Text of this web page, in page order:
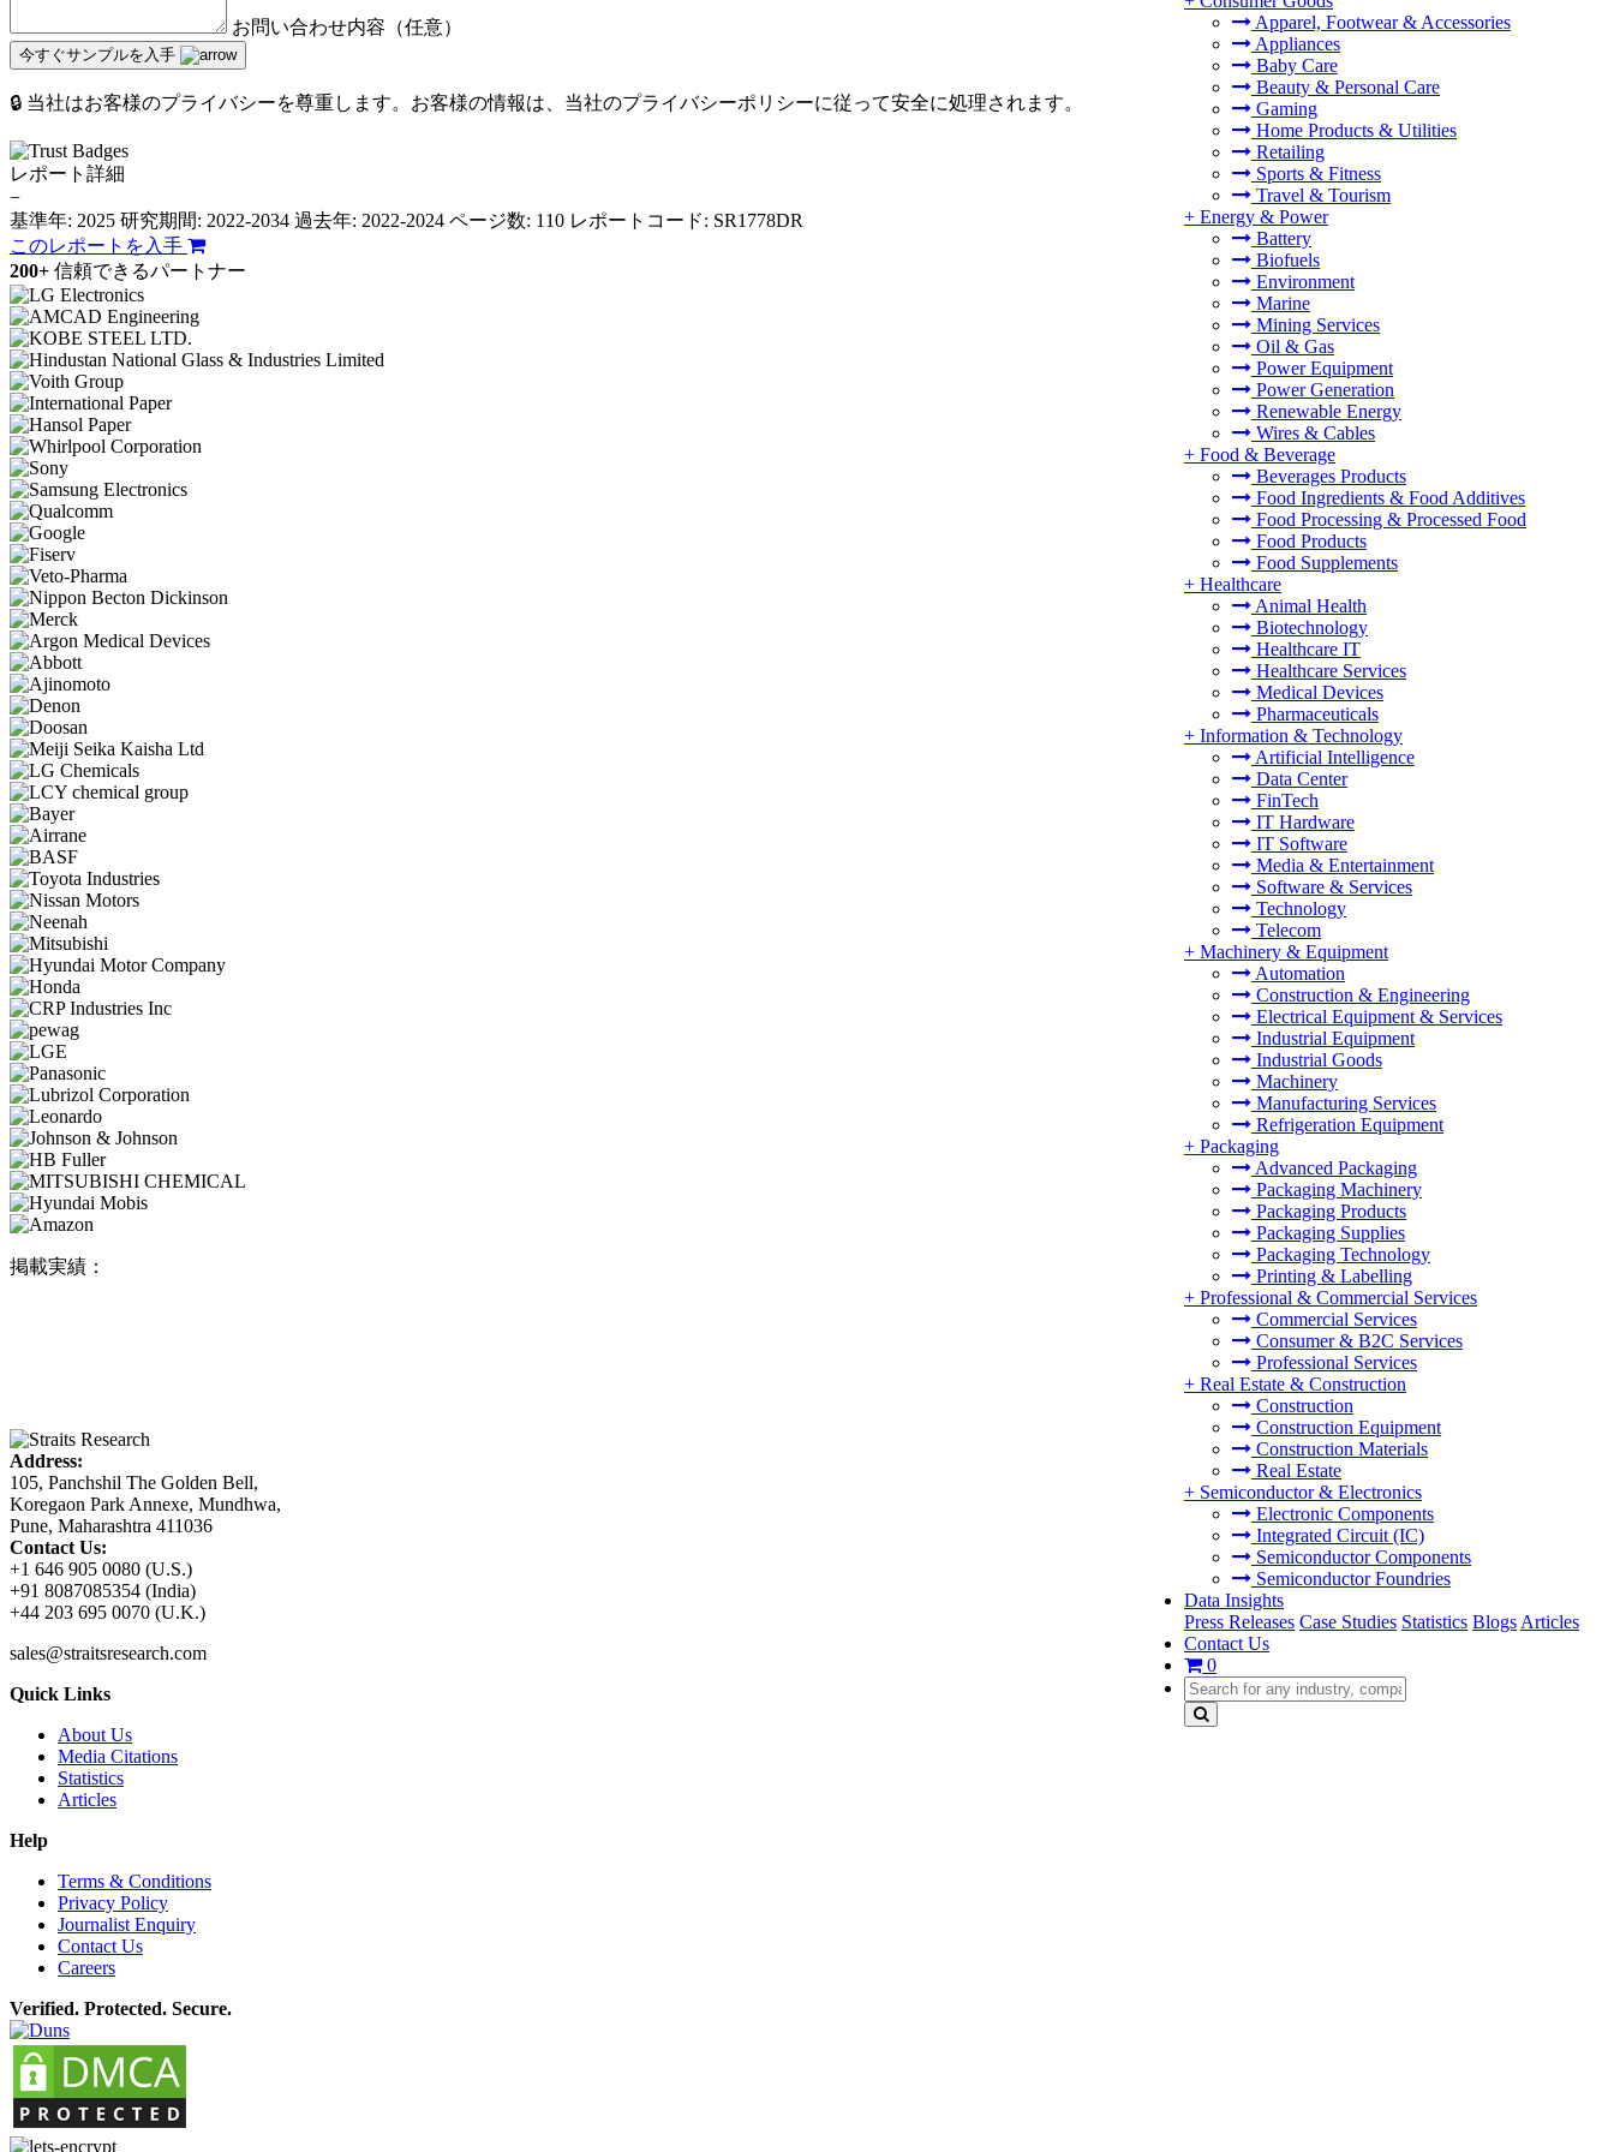
Apparel, Footwear & Accessories
Appliances
Baby Care
Beauty & Personal Care
Gaming
Home Products & Utilities
Retailing
Sports & Fitness
Travel & Tourism
+ Energy & Power
Battery
Biofuels
Environment
Marine
Mining Services
Oil & Gas
Power Equipment
Power Generation
Renewable Energy
Wires & Cables
+ Food & Beverage
Beverages Products
Food Ingredients & Food Additives
Food Processing & Processed Food
Food Products
Food Supplements
+ Healthcare
Animal Health
Biotechnology
Healthcare IT
Healthcare Services
Medical Devices
Pharmaceuticals
+ Information & Technology
Artificial Intelligence
Data Center
FinTech
IT Hardware
IT Software
Media & Entertainment
Software & Services
Technology
Telecom
+ Machinery & Equipment
Automation
Construction & Engineering
Electrical Equipment & Services
Industrial Equipment
Industrial Goods
Machinery
Manufacturing Services
Refrigeration Equipment
+ Packaging
Advanced Packaging
Packaging Machinery
Packaging Products
Packaging Supplies
Packaging Technology
Printing & Labelling
+ Professional & Commercial Services
Commercial Services
Consumer & B2C Services
Professional Services
+ Real Estate & Construction
Construction
Construction Equipment
Construction Materials
Real Estate
+ Semiconductor & Electronics
Electronic Components
Integrated Circuit (IC)
Semiconductor Components
Semiconductor Foundries
Data Insights
Press Releases Case Studies Statistics Blogs Articles
Contact Us
0
お問い合わせ内容（任意）
今すぐサンプルを入手
🔒 当社はお客様のプライバシーを尊重します。お客様の情報は、当社のプライバシーポリシーに従って安全に処理されます。
レポート詳細
−
基準年: 2025 研究期間: 2022-2034 過去年: 2022-2024 ページ数: 110 レポートコード: SR1778DR
このレポートを入手
200+ 信頼できるパートナー
掲載実績：
Address:
105, Panchshil The Golden Bell,
Koregaon Park Annexe, Mundhwa,
Pune, Maharashtra 411036
Contact Us:
+1 646 905 0080 (U.S.)
+91 8087085354 (India)
+44 203 695 0070 (U.K.)
sales@straitsresearch.com
Quick Links
About Us
Media Citations
Statistics
Articles
Help
Terms & Conditions
Privacy Policy
Journalist Enquiry
Contact Us
Careers
Verified. Protected. Secure.